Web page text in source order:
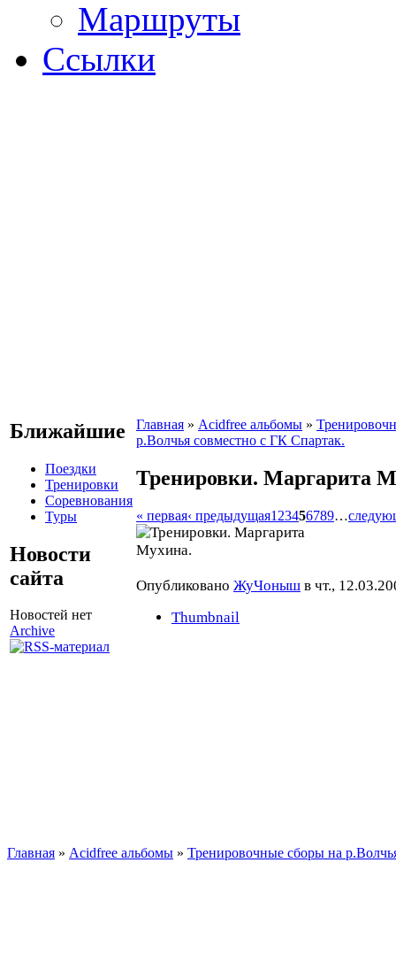
Маршруты
Ссылки
Ближайшие
Поездки
Тренировки
Соревнования
Туры
Новости
сайта
Новостей нет
Archive
Главная » Acidfree альбомы »
р.Волчья совместно с ГК Спартак.
Тренировки. Маргарита
« первая‹ предыдущая1 23456789…
Опубликовано ЖуЧоныш в чт.,
Thumbnail
Главная » Acidfree альбомы » Тренировочные сборы на